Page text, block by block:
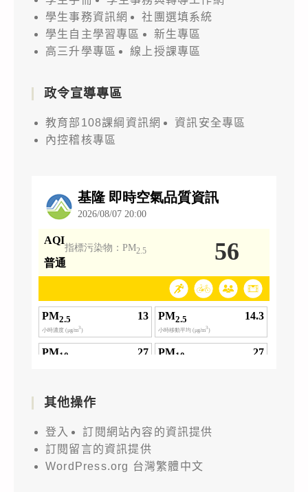
學生事務資訊網
社團選填系統
學生自主學習專區
新生專區
高三升學專區
線上授課專區
政令宣導專區
教育部108課綱資訊網
資訊安全專區
內控稽核專區
其他操作
登入
訂閱網站內容的資訊提供
訂閱留言的資訊提供
WordPress.org 台灣繁體中文